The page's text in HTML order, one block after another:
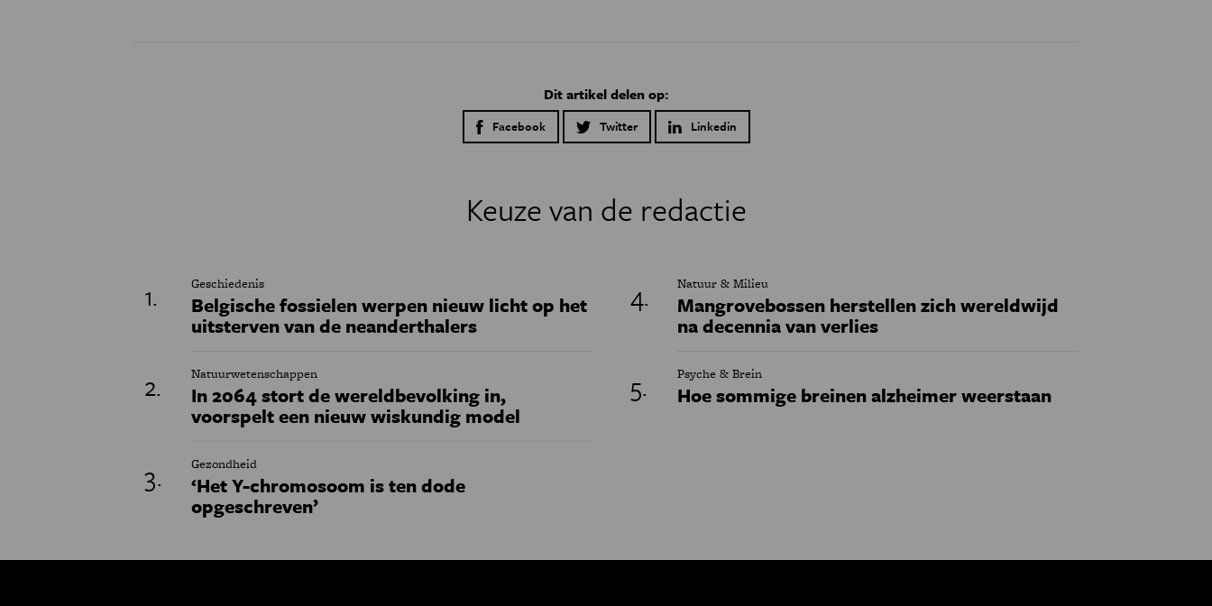
Dit artikel delen op:
Facebook Twitter Linkedin
Keuze van de redactie
Geschiedenis
Belgische fossielen werpen nieuw licht op het
uitsterven van de neanderthalers
Natuurwetenschappen
In 2064 stort de wereldbevolking in,
voorspelt een nieuw wiskundig model
Gezondheid
‘Het Y-chromosoom is ten dode
opgeschreven’
Natuur & Milieu
Mangrovebossen herstellen zich wereldwijd
na decennia van verlies
Psyche & Brein
Hoe sommige breinen alzheimer weerstaan